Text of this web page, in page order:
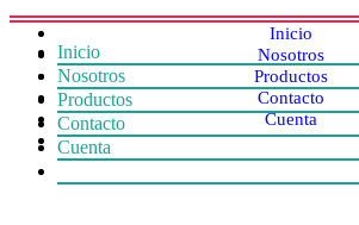
Inicio
Nosotros
Productos
Contacto
Cuenta
Inicio
Nosotros
Productos
Contacto
Cuenta